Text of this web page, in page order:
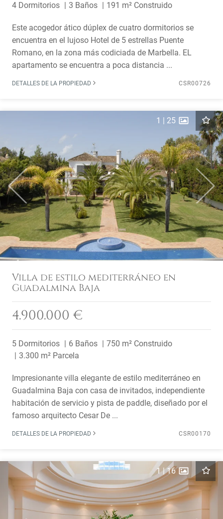
4 Dormitorios 3 Baños 191 m² Construido
Este acogedor ático dúplex de cuatro dormitorios se
encuentra en el lujoso Hotel de 5 estrellas Puente
Romano, en la zona más codiciada de Marbella. EL
apartamento se encuentra a poca distancia ...
DETALLES DE LA PROPIEDAD CSR00726
Previous Next
1 | 25
Villa de estilo mediterráneo en
Guadalmina Baja
4.900.000 €
5 Dormitorios 6 Baños
750 m² Construido
3.300 m² Parcela
Impresionante villa elegante de estilo mediterráneo en
Guadalmina Baja con casa de invitados, independiente
habitación de servicio y pista de paddle, diseñado por el
famoso arquitecto Cesar De ...
DETALLES DE LA PROPIEDAD CSR00170
1|16